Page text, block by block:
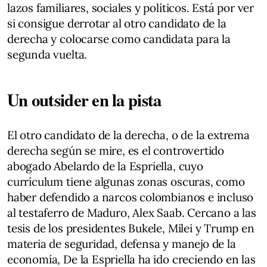
lazos familiares, sociales y políticos. Está por ver
si consigue derrotar al otro candidato de la
derecha y colocarse como candidata para la
segunda vuelta.
Un outsider en la pista
El otro candidato de la derecha, o de la extrema
derecha según se mire, es el controvertido
abogado Abelardo de la Espriella, cuyo
currículum tiene algunas zonas oscuras, como
haber defendido a narcos colombianos e incluso
al testaferro de Maduro, Alex Saab. Cercano a las
tesis de los presidentes Bukele, Milei y Trump en
materia de seguridad, defensa y manejo de la
economía, De la Espriella ha ido creciendo en las